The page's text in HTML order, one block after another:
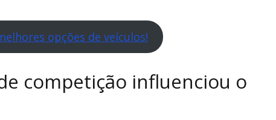
opções de veículos!
competição influenciou o